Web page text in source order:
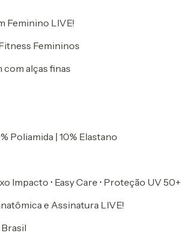
Feminino LIVE!
Femininos
com alças finas
Poliamida | 10% Elastano
Impacto • Easy Care • Proteção UV 50+
e Assinatura LIVE!